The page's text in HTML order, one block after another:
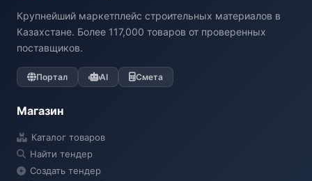
Крупнейший маркетплейс строительных материалов в
Казахстане. Более 117,000 товаров от проверенных
поставщиков.
Портал AI Смета
Магазин
Каталог товаров
Найти тендер
Создать тендер